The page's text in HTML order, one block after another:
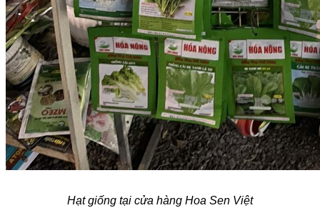
Hạt giống tại cửa hàng Hoa Sen Việt